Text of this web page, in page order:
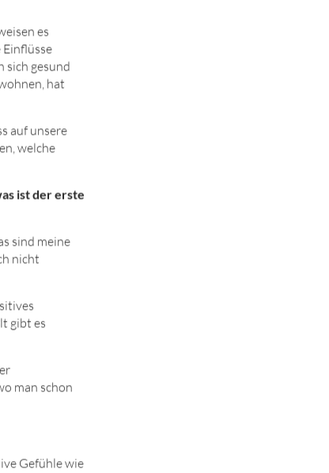
es
sich gesund
hat
auf unsere
welche
ist der erste
sind meine
nicht
gibt es
man schon
Gefühle wie